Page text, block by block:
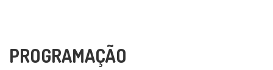
PROGRAMAÇÃO